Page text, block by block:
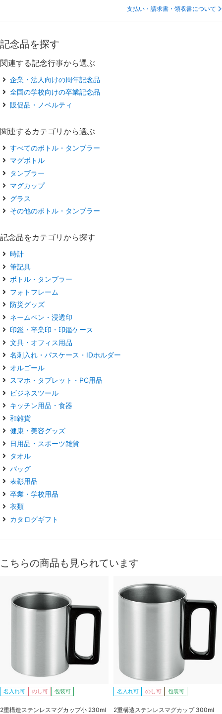
支払い・請求書・領収書について
記念品を探す
関連する記念行事から選ぶ
企業・法人向けの周年記念品
全国の学校向けの卒業記念品
販促品・ノベルティ
関連するカテゴリから選ぶ
すべてのボトル・タンブラー
マグボトル
タンブラー
マグカップ
グラス
その他のボトル・タンブラー
記念品をカテゴリから探す
時計
筆記具
ボトル・タンブラー
フォトフレーム
防災グッズ
ネームペン・浸透印
印鑑・卒業印・印鑑ケース
文具・オフィス用品
名刺入れ・パスケース・IDホルダー
オルゴール
スマホ・タブレット・PC用品
ビジネスツール
キッチン用品・食器
和雑貨
健康・美容グッズ
日用品・スポーツ雑貨
タオル
バッグ
表彰用品
卒業・学校用品
衣類
カタログギフト
こちらの商品も見られています
名入れ可 のし可 包装可
2重構造ステンレスマグカップ小 230ml
名入れ可 のし可 包装可
2重構造ステンレスマグカップ 300ml